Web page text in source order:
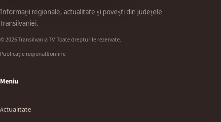
Informații regionale, actualitate și povești din județele
Transilvaniei.
© 2026 Transilvania TV. Toate drepturile rezervate.
Publicație regională online
Meniu
Actualitate